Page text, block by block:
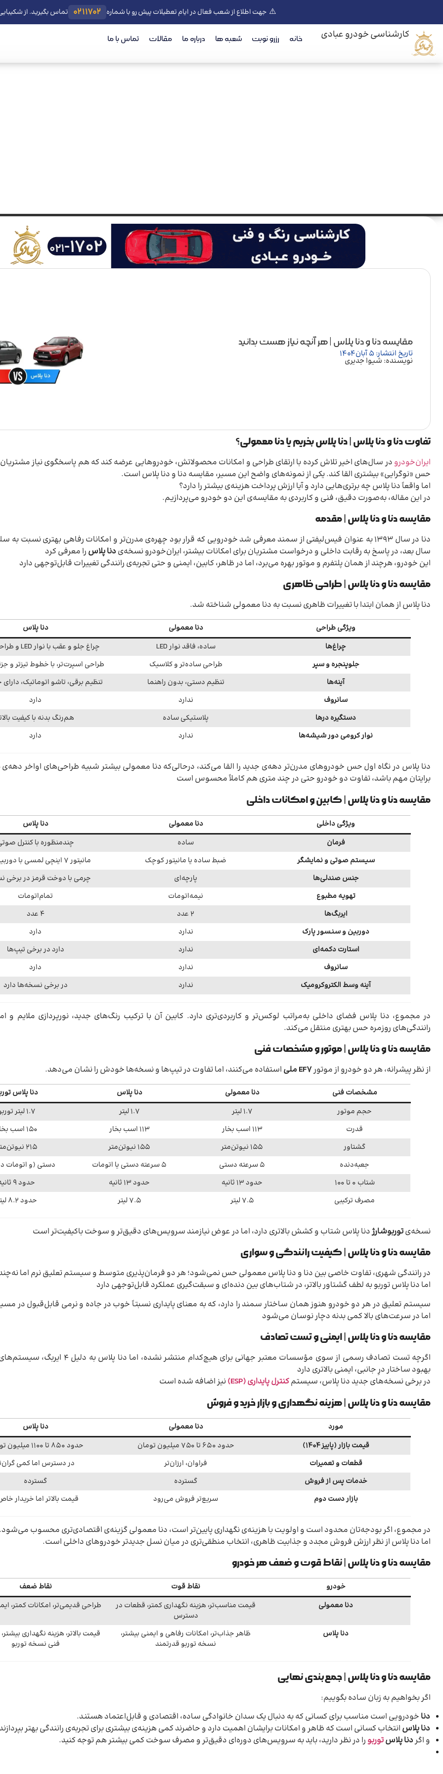
⚠️ جهت اطلاع از شعب فعال در ایام تعطیلات پیش رو با شماره 0211702 تماس بگیرید. از
کارشناسی خودرو عبادی خانه رزرو نوبت شعبه ها درباره ما مقالات تماس با ما
مقایسه دنا و دنا پلاس | هر آنچه نیاز هست بدانید
تاریخ انتشار: 5 آبان 1404
نویسنده: شیوا جدیری
تفاوت دنا و دنا پلاس | دنا پلاس بخریم یا دنا معمولی؟
ایران‌خودرو در سال‌های اخیر تلاش کرده با ارتقای طراحی و امکانات محصولاتش، خودروهایی عرضه کند که هم پاسخگوی نیاز
حس «نوگرایی» بیشتری القا کند. یکی از نمونه‌های واضح این مسیر، مقایسه دنا و دنا پلاس است.
اما واقعاً دنا پلاس چه برتری‌هایی دارد و آیا ارزش پرداخت هزینه‌ی بیشتر را دارد؟
در این مقاله، به‌صورت دقیق، فنی و کاربردی به مقایسه‌ی این دو خودرو می‌پردازیم.
مقایسه دنا و دنا پلاس | مقدمه
دنا در سال ۱۳۹۳ به عنوان فیس‌لیفتی از سمند معرفی شد خودرویی که قرار بود چهره‌ی مدرن‌تر و امکانات رفاهی بهتری نسبت به
سال بعد، در پاسخ به رقابت داخلی و درخواست مشتریان برای امکانات بیشتر، ایران‌خودرو نسخه‌ی دنا پلاس را معرفی کرد
این خودرو، هرچند از همان پلتفرم و موتور بهره می‌برد، اما در ظاهر، کابین، ایمنی و حتی تجربه‌ی رانندگی تغییرات قابل‌توجهی دارد
مقایسه دنا و دنا پلاس | طراحی ظاهری
دنا پلاس از همان ابتدا با تغییرات ظاهری نسبت به دنا معمولی شناخته شد.
ویژگی طراحی دنا معمولی
دنا پلاس
چراغ‌ها
ساده، فاقد نوار LED
چراغ جلو و عقب با نوار LED و طراحی مدرن‌تر
جلوپنجره و سپر
طراحی ساده‌تر و کلاسیک
طراحی اسپرت‌تر، با خطوط تیزتر و
آینه‌ها
تنظیم دستی، بدون راهنما
تنظیم برقی، تاشو اتوماتیک، دارای
سانروف
ندارد
دارد
دستگیره درها
پلاستیکی ساده
هم‌رنگ بدنه با کیفیت
نوار کرومی دور شیشه‌ها
ندارد دارد
برایتان مهم باشد، تفاوت دو خودرو حتی در چند متری هم کاملاً محسوس است
مقایسه دنا و دنا پلاس | کابین و امکانات داخلی
ویژگی داخلی دنا معمولی
دنا پلاس
فرمان
ساده
چندمنظوره با کنترل
سیستم صوتی و نمایشگر
ضبط ساده یا مانیتور کوچک
مانیتور ۷ اینچی لمسی با دوربین عقب
جنس صندلی‌ها
پارچه‌ای
چرمی با دوخت قرمز در برخی
تهویه مطبوع
نیمه‌اتومات
تمام‌اتومات
ایربگ‌ها
۲ عدد
۴ عدد
دوربین و سنسور پارک
ندارد
دارد
استارت دکمه‌ای
ندارد
دارد در برخی تیپ‌ها
سانروف
ندارد
دارد
آینه وسط الکتروکرومیک
ندارد در برخی نسخه‌ها دارد
در مجموع، دنا پلاس فضای داخلی به‌مراتب لوکس‌تر و کاربردی‌تری دارد. کابین آن با ترکیب رنگ‌های جدید، نورپردازی ملایم و
رانندگی‌های روزمره حس بهتری منتقل می‌کند.
مقایسه دنا و دنا پلاس | موتور و مشخصات فنی
از نظر پیشرانه، هر دو خودرو از موتورEF7 ملی استفاده می‌کنند، اما تفاوت در تیپ‌ها و نسخه‌ها خودش را نشان می‌دهد.
مشخصات فنی دنا معمولی دنا پلاس
دنا پلاس
حجم موتور
۱.۷ لیتر ۱.۷ لیتر
۱.۷ لیتر توربو
قدرت
۱۱۳ اسب بخار ۱۱۳ اسب بخار
۱۵۰ اسب بخار
گشتاور
۱۵۵ نیوتن‌متر ۱۵۵ نیوتن‌متر
۲۱۵ نیوتن‌متر
جعبه‌دنده
۵ سرعته دستی ۵ سرعته دستی یا اتومات
دستی (و اتومات
شتاب ۰ تا ۱۰۰
حدود ۱۳ ثانیه حدود ۱۳ ثانیه
حدود ۹ ثانیه
مصرف ترکیبی
۷.۵ لیتر ۷.۵ لیتر حدود ۸.۲ لیتر
نسخه‌یتوربوشارژدنا پلاس شتاب و کشش بالاتری دارد، اما در عوض نیازمند سرویس‌های دقیق‌تر و سوخت باکیفیت‌تر است
مقایسه دنا و دنا پلاس | کیفیت رانندگی و سواری
در رانندگی شهری، تفاوت خاصی بین دنا و دنا پلاس معمولی حس نمی‌شود؛ هر دو فرمان‌پذیری متوسط و سیستم تعلیق نرم اما
اما دنا پلاس توربو به لطف گشتاور بالاتر، در شتاب‌های بین دنده‌ای و سبقت‌گیری عملکرد قابل‌توجهی دارد
سیستم تعلیق در هر دو خودرو هنوز همان ساختار سمند را دارد، که به معنای پایداری نسبتاً خوب در جاده و نرمی قابل‌قبول در
اما در سرعت‌های بالا کمی بدنه دچار نوسان می‌شود
مقایسه دنا و دنا پلاس | ایمنی و تست تصادف
اگرچه تست تصادف رسمی از سوی مؤسسات معتبر جهانی برای هیچ‌کدام
بهبود ساختار درِ جانبی، ایمنی بالاتری دارد
در برخی نسخه‌های جدید دنا پلاس، سیستمکنترل پایداری (ESP) نیز اضافه شده است
مقایسه دنا و دنا پلاس | هزینه نگهداری و بازار خرید و فروش
مورد دنا معمولی
دنا پلاس
قیمت بازار (پاییز ۱۴۰۴)
حدود ۶۵۰ تا ۷۵۰ میلیون تومان
حدود ۸۵۰ تا ۱۱۰۰ میلیون تومان
قطعات و تعمیرات
فراوان، ارزان‌تر
در دسترس اما کمی
خدمات پس از فروش
گسترده
گسترده
بازار دست دوم
سریع‌تر فروش می‌رود قیمت بالاتر اما خریدار
در مجموع، اگر بودجه‌تان محدود است و اولویت با هزینه‌ی نگهداری پایین‌تر است، دنا معمولی گزینه‌ی اقتصادی‌تری محسوب می‌شود.
اما دنا پلاس از نظر ارزش فروش مجدد و جذابیت ظاهری، انتخاب منطقی‌تری در میان نسل جدیدتر خودروهای داخلی است.
مقایسه دنا و دنا پلاس | نقاط قوت و ضعف هر خودرو
خودرو نقاط قوت
نقاط ضعف
دنا معمولی
قیمت مناسب‌تر، هزینه نگهداری کمتر، قطعات در
دسترس
طراحی قدیمی‌تر، امکانات کمتر،
دنا پلاس
ظاهر جذاب‌تر، امکانات رفاهی و ایمنی بیشتر،
نسخه توربو قدرتمند
قیمت بالاتر، هزینه نگهداری
فنی نسخه توربو
مقایسه دنا و دنا پلاس | جمع‌بندی نهایی
اگر بخواهیم به زبان ساده بگوییم:
دنا خودرویی است مناسب برای کسانی که به دنبال یک سدان خانوادگی ساده، اقتصادی و قابل‌اعتماد هستند.
دنا پلاس انتخاب کسانی است که ظاهر و امکانات برایشان اهمیت دارد و حاضرند کمی هزینه‌ی بیشتری برای تجربه‌ی رانندگی بهتر
و اگردنا پلاستوربورا در نظر دارید، باید به سرویس‌های دوره‌ای دقیق‌تر و مصرف سوخت کمی بیشتر هم توجه کنید.